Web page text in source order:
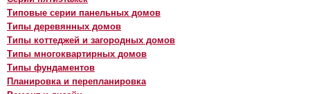
Типовые серии панельных домов
Типы деревянных домов
Типы коттеджей и загородных домов
Типы многоквартирных домов
Типы фундаментов
Планировка и перепланировка